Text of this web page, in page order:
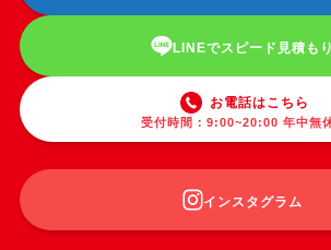
LINEでスピード見積もり
お電話はこちら
受付時間：9:00~20:00 年中無
インスタグラム